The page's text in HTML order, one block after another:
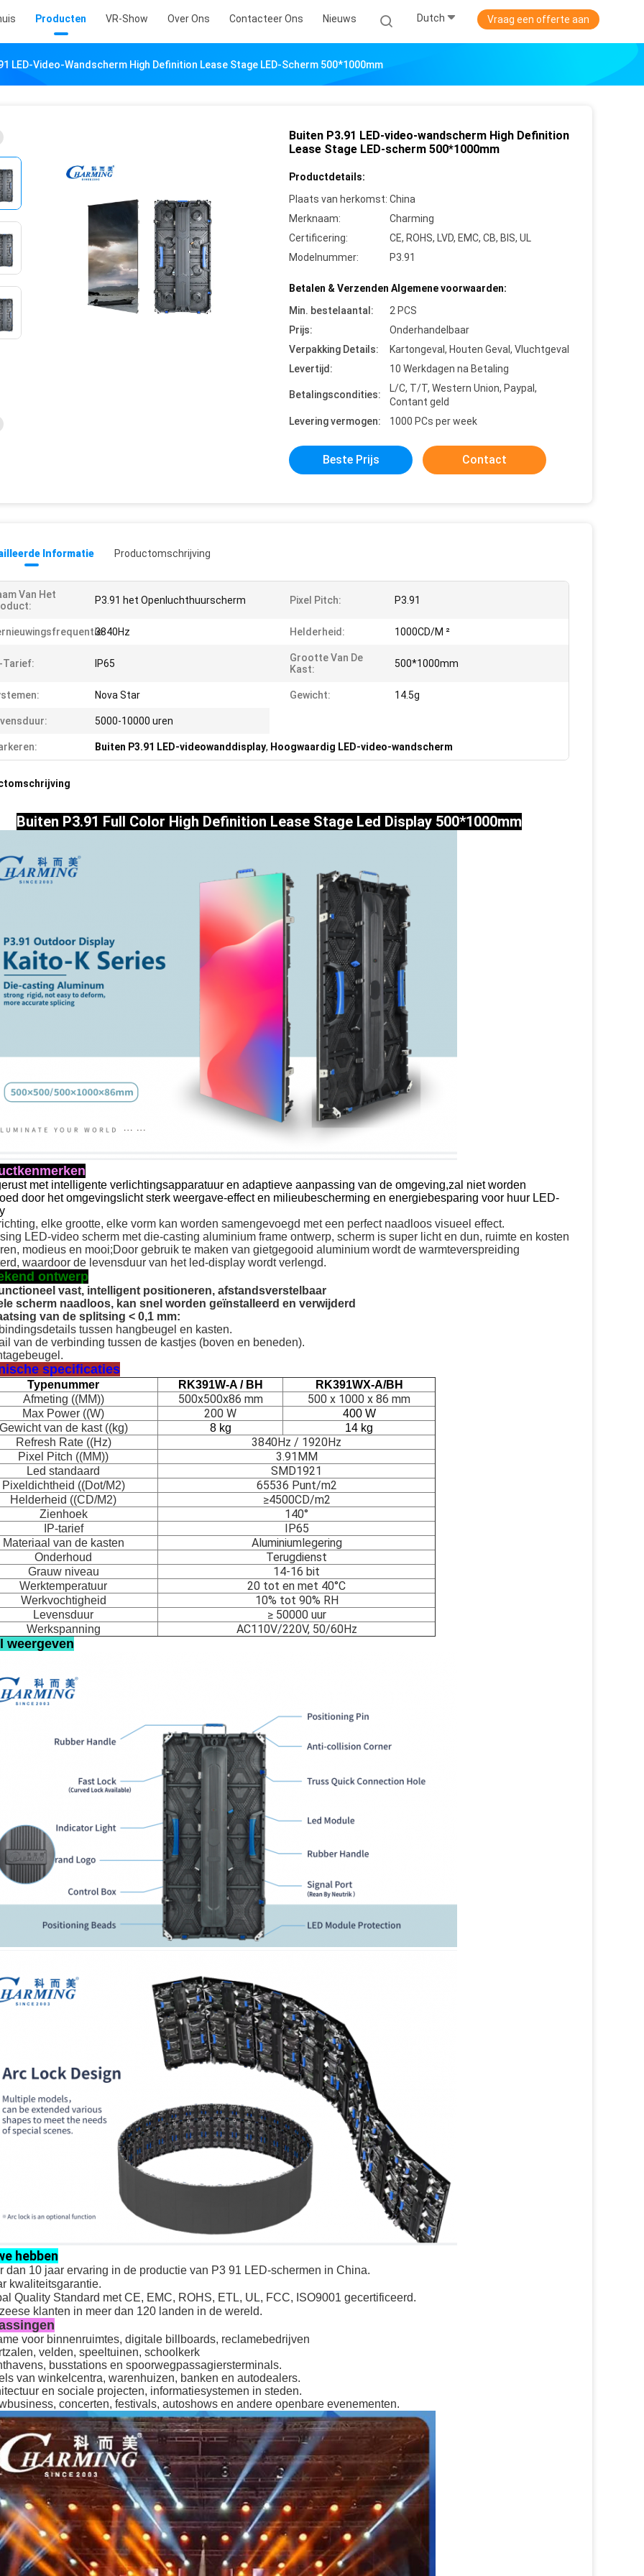
Producten VR-Show Over Ons Contacteer Ons Nieuws Dutch Vraag een offerte aan
LED-Video-Wandscherm High Definition Lease Stage LED-Scherm 500*1000mm
Buiten P3.91 LED-video-wandscherm High Definition
Lease Stage LED-scherm 500*1000mm
Productdetails:
Plaats van herkomst: China
Merknaam:
Charming
Certificering:
CE, ROHS, LVD, EMC, CB, BIS, UL
Modelnummer:
P3.91
Betalen & Verzenden Algemene voorwaarden:
Min. bestelaantal:
2 PCS
Prijs:
Onderhandelbaar
Verpakking Details:
Kartongeval, Houten Geval, Vluchtgeval
Levertijd:
10 Werkdagen na Betaling
Betalingscondities:
L/C, T/T, Western Union, Paypal,
Contant geld
Levering vermogen:
1000 PCs per week
Beste Prijs Contact
Informatie Productomschrijving
Van Het
P3.91 het Openluchthuurscherm Pixel Pitch: P3.91
3840Hz Helderheid: 1000CD/M ²
Tarief: IP65
Grootte Van De
Kast:
500*1000mm
Nova Star Gewicht: 14.5g
5000-10000 uren
Buiten P3.91 LED-videowanddisplay, Hoogwaardig LED-video-wandscherm
Buiten P3.91 Full Color High Definition Lease Stage Led Display 500*1000mm
met intelligente verlichtingsapparatuur en adaptieve aanpassing van de omgeving,zal niet worden
door het omgevingslicht sterk weergave-effect en milieubescherming en energiebesparing voor huur LED-
elke grootte, elke vorm kan worden samengevoegd met een perfect naadloos visueel effect.
LED-video scherm met die-casting aluminium frame ontwerp, scherm is super licht en dun, ruimte en kosten
modieus en mooi;Door gebruik te maken van gietgegooid aluminium wordt de warmteverspreiding
waardoor de levensduur van het led-display wordt verlengd.
ontwerp
vast, intelligent positioneren, afstandsverstelbaar
scherm naadloos, kan snel worden geïnstalleerd en verwijderd
van de splitsing < 0,1 mm:
tussen hangbeugel en kasten.
van de verbinding tussen de kastjes (boven en beneden).
specificaties
Typenummer RK391W-A / BH
RK391WX-A/BH
Afmeting ((MM))
500x500x86 mm 500 x 1000 x 86 mm
Max Power ((W) 200 W
400 W
van de kast ((kg)
8 kg
14 kg
Refresh Rate ((Hz)
3840Hz / 1920Hz
Pixel Pitch ((MM)) 3.91MM
Led standaard SMD1921
Pixeldichtheid ((Dot/M2) 65536 Punt/m2
Helderheid ((CD/M2) ≥4500CD/m2
Zienhoek 140°
IP-tarief IP65
Materiaal van de kasten Aluminiumlegering
Onderhoud Terugdienst
Grauw niveau 14-16 bit
Werktemperatuur 20 tot en met 40°C
Werkvochtigheid 10% tot 90% RH
Levensduur ≥ 50000 uur
Werkspanning AC110V/220V, 50/60Hz
weergeven
hebben
dan 10 jaar ervaring in de productie van P3 91 LED-schermen in China.
kwaliteitsgarantie.
Quality Standard met CE, EMC, ROHS, ETL, UL, FCC, ISO9001 gecertificeerd.
klanten in meer dan 120 landen in de wereld.
voor binnenruimtes, digitale billboards, reclamebedrijven
velden, speeltuinen, schoolkerk
busstations en spoorwegpassagiersterminals.
van winkelcentra, warenhuizen, banken en autodealers.
en sociale projecten, informatiesystemen in steden.
concerten, festivals, autoshows en andere openbare evenementen.